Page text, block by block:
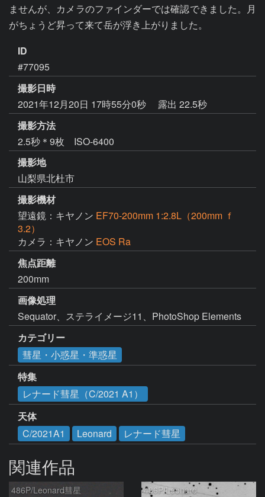
ませんが、カメラのファインダーでは確認できました。月
がちょうど昇って来て岳が浮き上がりました。
ID
#77095
撮影日時
2021年12月20日 17時55分0秒
露出 22.5秒
撮影方法
2.5秒＊9枚 ISO-6400
撮影地
山梨県北杜市
撮影機材
望遠鏡：キヤノン EF70-200mm 1:2.8L（200mm ｆ
3.2）
カメラ：キヤノン EOS Ra
焦点距離
200mm
画像処理
Sequator、ステライメージ11、PhotoShop Elements
カテゴリー
彗星・小惑星・準惑星
特集
レナード彗星（C/2021 A1）
天体
C/2021A1
Leonard レナード彗星
関連作品
486P/Leonard彗星 486P/Leonard